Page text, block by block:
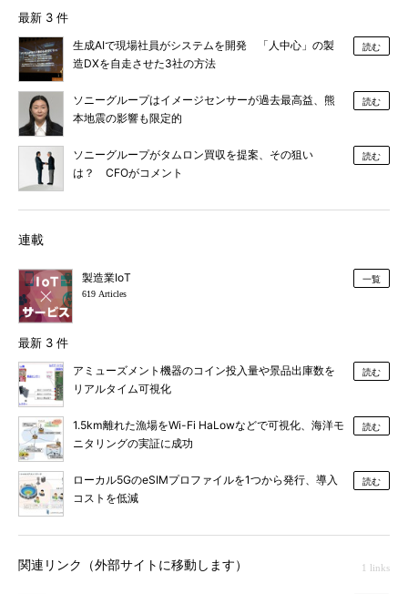
最新 3 件
生成AIで現場社員がシステムを開発 「人中心」の製
造DXを自走させた3社の方法
読む
ソニーグループはイメージセンサーが過去最高益、熊
本地震の影響も限定的
読む
ソニーグループがタムロン買収を提案、その狙い
は？ CFOがコメント
読む
連載
製造業IoT
619 Articles
一覧
最新 3 件
アミューズメント機器のコイン投入量や景品出庫数を
リアルタイム可視化
読む
1.5km離れた漁場をWi-Fi HaLowなどで可視化、海洋モ
ニタリングの実証に成功
読む
ローカル5GのeSIMプロファイルを1つから発行、導入
コストを低減
読む
関連リンク（外部サイトに移動します） 1 links